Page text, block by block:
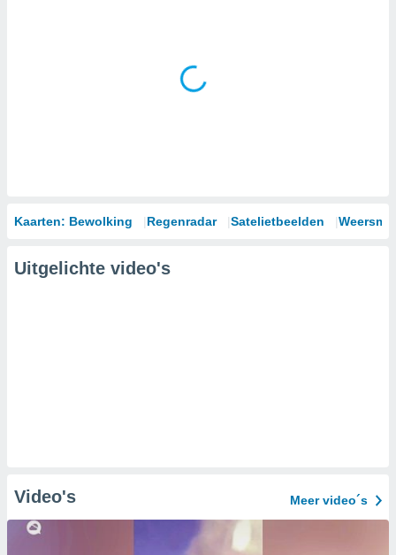
Kaarten: Bewolking Regenradar Satelietbeelden
Uitgelichte video's
Video's Meer video´s